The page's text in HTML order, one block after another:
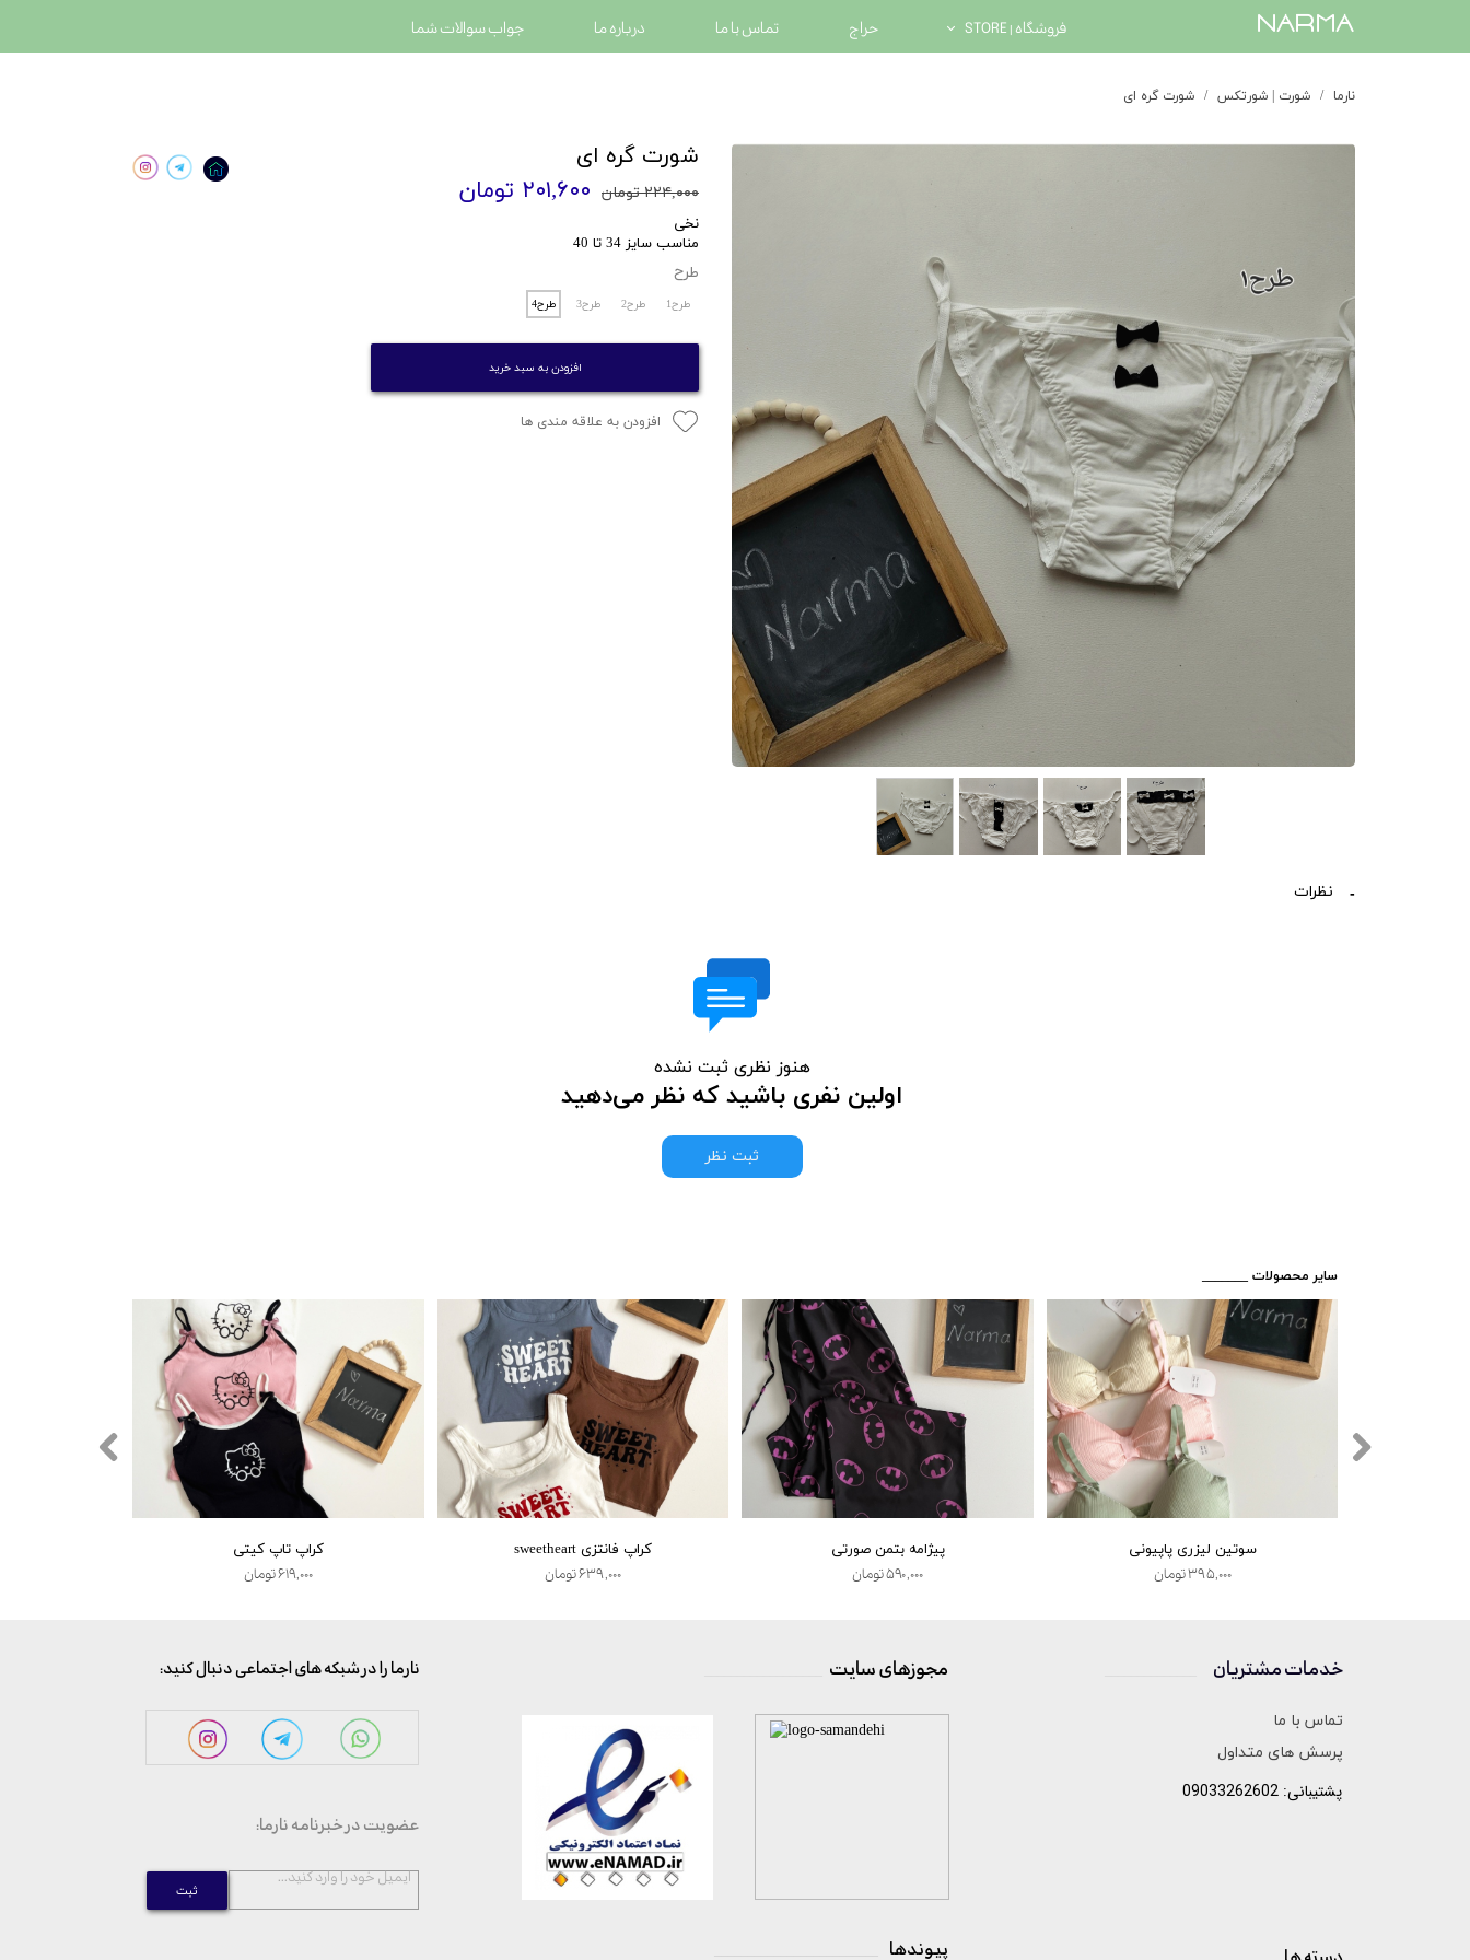
​narma فروشگاه | STORE حراج تماس با ما درباره ما جواب سوالات شما
نارما شورت | شورتکس شورت گره ای
شورت گره ای
۲۲۴,۰۰۰ تومان ۲۰۱,۶۰۰ تومان
نخی
مناسب سایز 34 تا 40
طرح
طرح1 طرح2 طرح3 طرح4
افزودن به سبد خرید
افزودن به علاقه مندی ها
نظرات
هنوز نظری ثبت نشده
اولین نفری باشید که نظر می‌دهید
ثبت نظر
کراپ تاپ کیتی
۶۱۹,۰۰۰ تومان
کراپ فانتزی sweetheart
۶۳۹,۰۰۰ تومان
پیژامه بتمن صورتی
۵۹۰,۰۰۰ تومان
سوتین لیزری پاپیونی
۳۹۵,۰۰۰ تومان
​_______ سایر محصولات
خدمات مشتریان
تماس با ما
پرسش های متداول
پشتیبانی: 09033262602
:نارما را در شبکه های اجتماعی دنبال کنید مجوزهای سایت
:عضویت در خبرنامه نارما
ثبت
...ایمیل خود را وارد کنید
پیوندها _________________________